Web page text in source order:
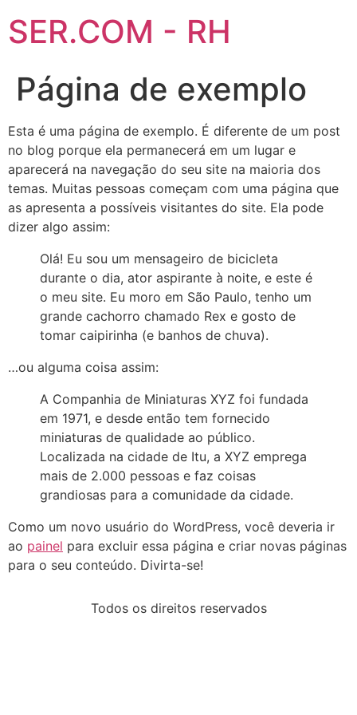
SER.COM - RH
Página de exemplo
Esta é uma página de exemplo. É diferente de um post
no blog porque ela permanecerá em um lugar e
aparecerá na navegação do seu site na maioria dos
temas. Muitas pessoas começam com uma página que
as apresenta a possíveis visitantes do site. Ela pode
dizer algo assim:
Olá! Eu sou um mensageiro de bicicleta
durante o dia, ator aspirante à noite, e este é
o meu site. Eu moro em São Paulo, tenho um
grande cachorro chamado Rex e gosto de
tomar caipirinha (e banhos de chuva).
…ou alguma coisa assim:
A Companhia de Miniaturas XYZ foi fundada
em 1971, e desde então tem fornecido
miniaturas de qualidade ao público.
Localizada na cidade de Itu, a XYZ emprega
mais de 2.000 pessoas e faz coisas
grandiosas para a comunidade da cidade.
Como um novo usuário do WordPress, você deveria ir
ao painel para excluir essa página e criar novas páginas
para o seu conteúdo. Divirta-se!
Todos os direitos reservados